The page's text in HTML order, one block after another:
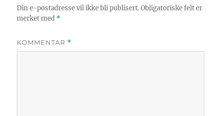
Din e-postadresse vil ikke bli publisert. Obligatoriske felt er
merket med *
KOMMENTAR *